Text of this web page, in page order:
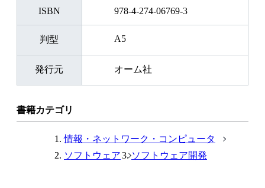
ISBN 978-4-274-06769-3
判型 A5
発行元 オーム社
書籍カテゴリ
情報・ネットワーク・コンピュータ
ソフトウェア
ソフトウェア開発